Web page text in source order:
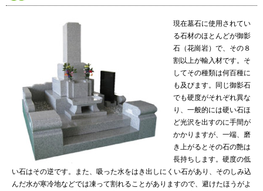
現在墓石に使用されてい
る石材のほとんどが御影
石（花崗岩）で、その８
割以上が輸入材です。そ
してその種類は何百種に
も及びます。同じ御影石
でも硬度がそれぞれ異な
り、一般的には硬い石ほ
ど光沢を出すのに手間が
かかりますが、一端、磨
き上がるとその石の艶は
長持ちします。硬度の低
い石はその逆です。また、吸った水をはき出しにくい石があり、そのしみ込
んだ水が寒冷地などでは凍って割れることがありますので、避けたほうがよ